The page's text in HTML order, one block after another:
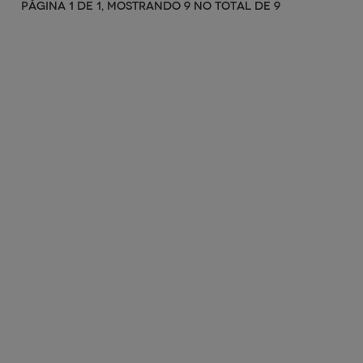
PÁGINA 1 DE 1, MOSTRANDO 9 NO TOTAL DE 9